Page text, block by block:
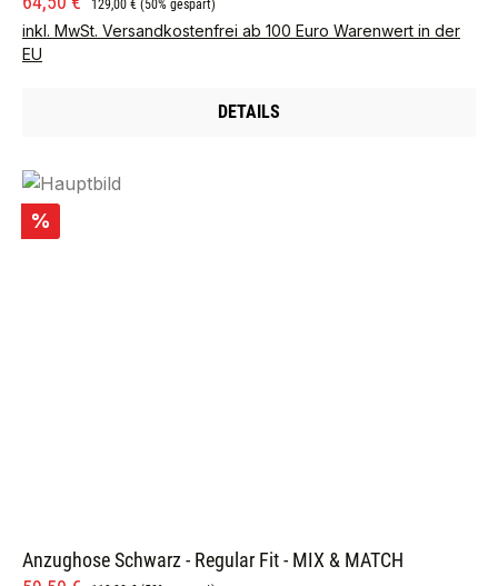
129,00 € (50% gespart)
inkl. MwSt. Versandkostenfrei ab 100 Euro Warenwert in der
EU
DETAILS
Rabatt
%
Anzughose Schwarz - Regular Fit - MIX & MATCH
Regulärer Preis: